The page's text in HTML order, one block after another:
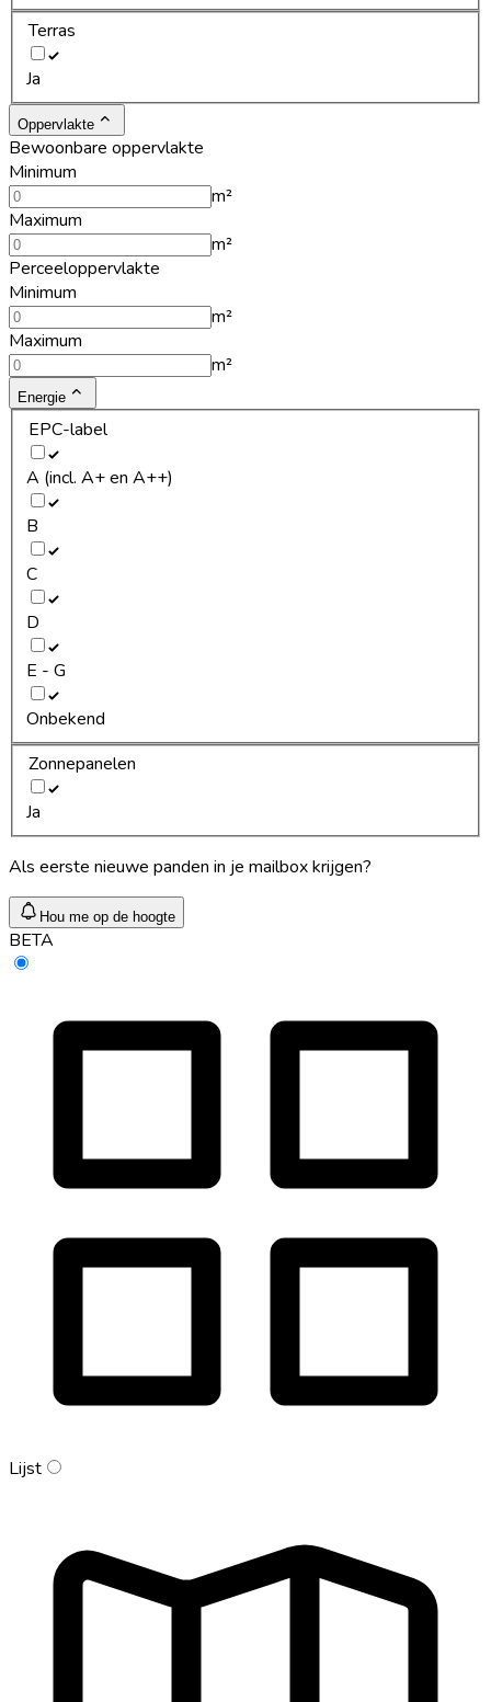
Terras
Ja
Oppervlakte
Bewoonbare oppervlakte
Minimum
m²
Maximum
m²
Perceeloppervlakte
Minimum
m²
Maximum
m²
Energie
EPC-label
A (incl. A+ en A++)
B
C
D
E - G
Onbekend
Zonnepanelen
Ja
Als eerste nieuwe panden in je mailbox krijgen?
Hou me op de hoogte
BETA
Lijst